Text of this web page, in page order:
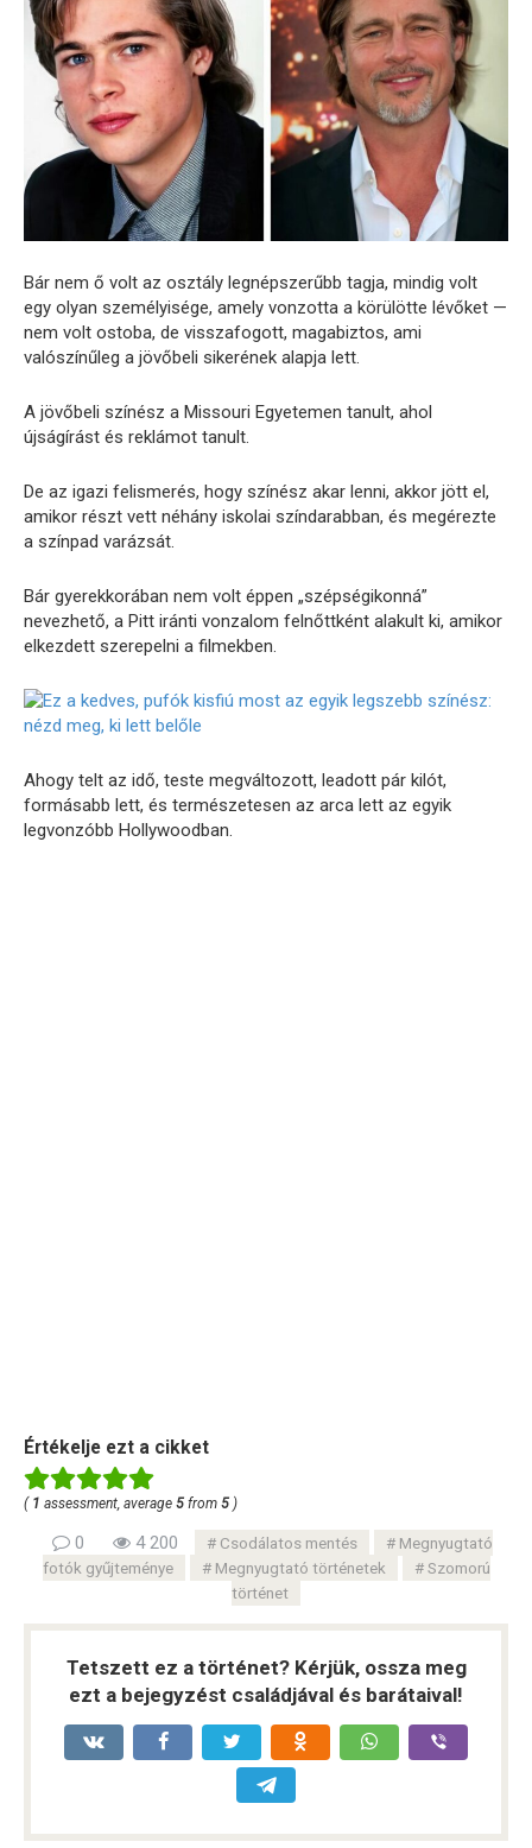
Bár nem ő volt az osztály legnépszerűbb tagja, mindig volt
egy olyan személyisége, amely vonzotta a körülötte lévőket —
nem volt ostoba, de visszafogott, magabiztos, ami
valószínűleg a jövőbeli sikerének alapja lett.
A jövőbeli színész a Missouri Egyetemen tanult, ahol
újságírást és reklámot tanult.
De az igazi felismerés, hogy színész akar lenni, akkor jött el,
amikor részt vett néhány iskolai színdarabban, és megérezte
a színpad varázsát.
Bár gyerekkorában nem volt éppen „szépségikonná”
nevezhető, a Pitt iránti vonzalom felnőttként alakult ki, amikor
elkezdett szerepelni a filmekben.
Ahogy telt az idő, teste megváltozott, leadott pár kilót,
formásabb lett, és természetesen az arca lett az egyik
legvonzóbb Hollywoodban.
Értékelje ezt a cikket
( 1 assessment, average 5 from 5 )
0 4 200 Csodálatos mentés
Megnyugtató
fotók gyűjteménye
Megnyugtató történetek
Szomorú
történet
Tetszett ez a történet? Kérjük, ossza meg
ezt a bejegyzést családjával és barátaival!